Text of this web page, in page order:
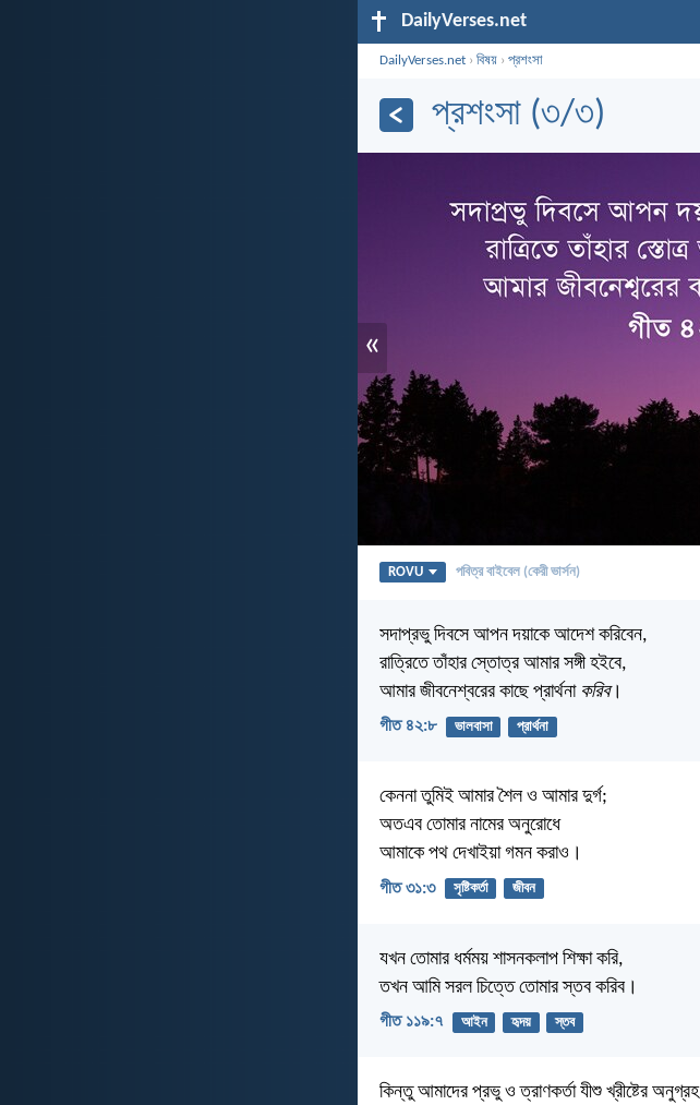
DailyVerses.net
DailyVerses.net ›বিষয় ›প্রশংসা
প্রশংসা (৩/৩)
«
ROVU পবিত্র বাইবেল (কেরী ভার্সন)
সদাপ্রভু দিবসে আপন দয়াকে আদেশ করিবেন,
রাত্রিতে তাঁহার স্তোত্র আমার সঙ্গী হইবে,
আমার জীবনেশ্বরের কাছে প্রার্থনা করিব।
গীত ৪২:৮ ভালবাসা প্রার্থনা
কেননা তুমিই আমার শৈল ও আমার দুর্গ;
অতএব তোমার নামের অনুরোধে
আমাকে পথ দেখাইয়া গমন করাও।
গীত ৩১:৩ সৃষ্টিকর্তা জীবন
যখন তোমার ধর্মময় শাসনকলাপ শিক্ষা করি,
তখন আমি সরল চিত্তে তোমার স্তব করিব।
গীত ১১৯:৭ আইন হৃদয় স্তব
কিন্তু আমাদের প্রভু ও ত্রাণকর্তা যীশু খ্রীষ্টের